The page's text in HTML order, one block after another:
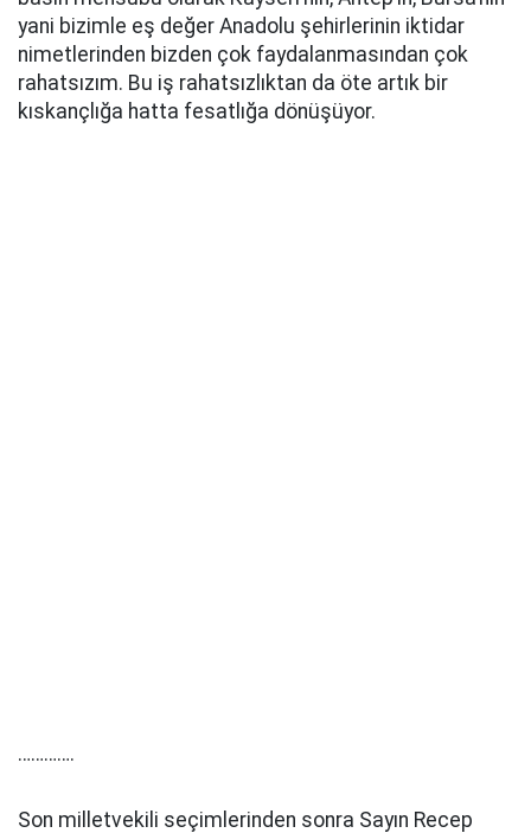
yani bizimle eş değer Anadolu şehirlerinin iktidar
nimetlerinden bizden çok faydalanmasından çok
rahatsızım. Bu iş rahatsızlıktan da öte artık bir
kıskançlığa hatta fesatlığa dönüşüyor.
………….
Son milletvekili seçimlerinden sonra Sayın Recep